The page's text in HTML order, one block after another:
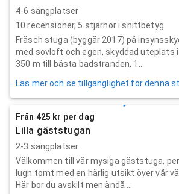
4-6 sängplatser
10 recensioner, 5 stjärnor i snittbetyg
Fräsch stuga (byggår 2017) på
med sovloft och egen, skyddad uteplats
350 m till bästa badstranden, 1...
Läs mer och se tillgänglighet för denna
Från 425 kr per dag
Lilla gäststugan
2-3 sängplatser
Välkommen till vår mysiga gäststuga,
lugn tomt med en härlig utsikt över vår
Här bor du avskilt men ändå ...